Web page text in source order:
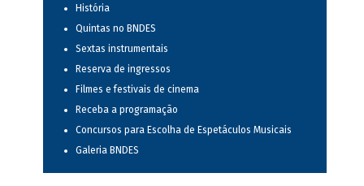
História
Quintas no BNDES
Sextas instrumentais
Reserva de ingressos
Filmes e festivais de cinema
Receba a programação
Concursos para Escolha de Espetáculos Musicais
Galeria BNDES